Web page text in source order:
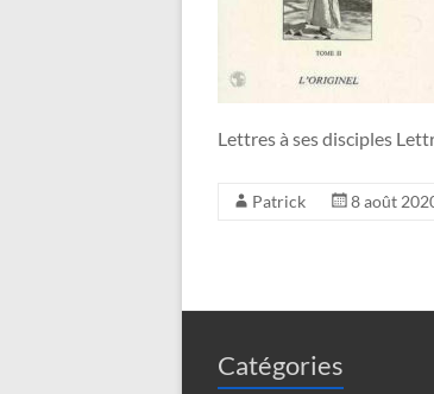
Lettres à ses disciples
Patrick 8 août
Catégories